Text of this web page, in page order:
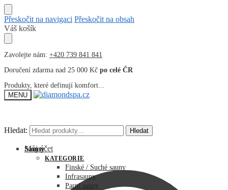
Přeskočit na navigaci Přeskočit na obsah
Váš košík
Zavolejte nám: +420 739 841 841
Doručení zdarma nad 25 000 Kč po celé ČR
Produkty, které definují komfort...
MENU
Hledat: Hledat
Můj účet
Hledat: Hledat
Sauny
KATEGORIE
Finské / Suché sauny
Infrasauny
Parní sauny